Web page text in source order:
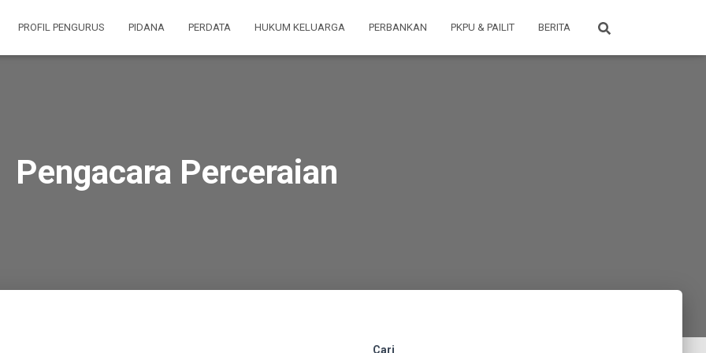
PROFIL PENGURUS PIDANA PERDATA HUKUM KELUARGA PERBANKAN PKPU & PAILIT BERITA
Pengacara Perceraian
Cari